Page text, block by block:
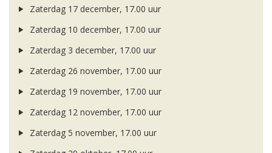
Zaterdag 17 december, 17.00 uur
Zaterdag 10 december, 17.00 uur
Zaterdag 3 december, 17.00 uur
Zaterdag 26 november, 17.00 uur
Zaterdag 19 november, 17.00 uur
Zaterdag 12 november, 17.00 uur
Zaterdag 5 november, 17.00 uur